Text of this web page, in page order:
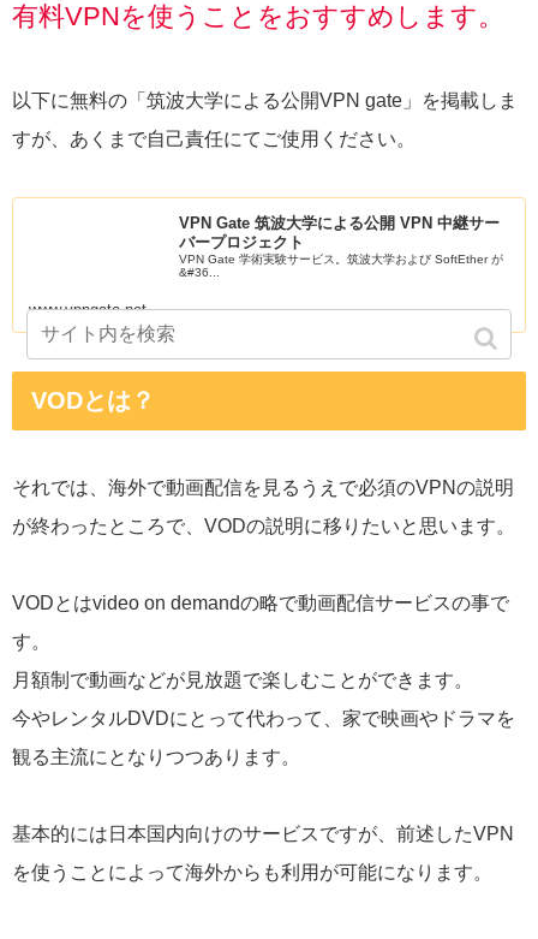
有料VPNを使うことをおすすめします。
以下に無料の「筑波大学による公開VPN gate」を掲載しま
すが、あくまで自己責任にてご使用ください。
VPN Gate 筑波大学による公開 VPN 中継サー
バープロジェクト
VPN Gate 学術実験サービス。筑波大学および SoftEther が
&#36...
www.vpngate.net
VODとは？
それでは、海外で動画配信を見るうえで必須のVPNの説明
が終わったところで、VODの説明に移りたいと思います。
VODとはvideo on demandの略で動画配信サービスの事で
す。
月額制で動画などが見放題で楽しむことができます。
今やレンタルDVDにとって代わって、家で映画やドラマを
観る主流にとなりつつあります。
基本的には日本国内向けのサービスですが、前述したVPN
を使うことによって海外からも利用が可能になります。